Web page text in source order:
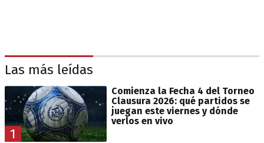
Las más leídas
1
Comienza la Fecha 4 del Torneo
Clausura 2026: qué partidos se
juegan este viernes y dónde
verlos en vivo